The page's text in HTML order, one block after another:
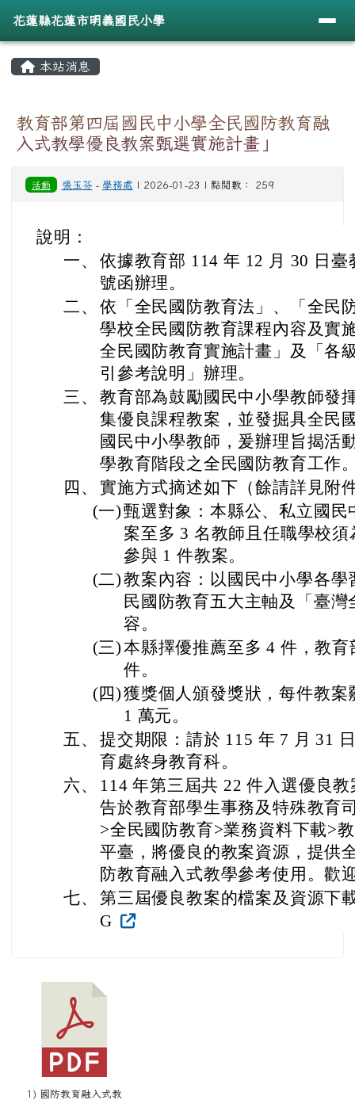
花蓮縣花蓮市明義國民小學
導覽列
花蓮縣花蓮市明義國民小學
主內容區域
本站消息
教育部第四屆國民中小學全民國防教育融
入式教學優良教案甄選實施計畫」
活動 張玉芬- 學務處 | 2026-01-23 | 點閱數： 259
說明：
一、 依據教育部 114 年 12 月 30 日
號函辦理。
二、 依「全民國防教育法」、「全民
學校全民國防教育課程內容及實
全民國防教育實施計畫」及「各
引參考說明」辦理。
三、 教育部為鼓勵國民中小學教師發
集優良課程教案，並發掘具全民
國民中小學教師，爰辦理旨揭活
學教育階段之全民國防教育工作
四、 實施方式摘述如下（餘請詳見附
(一)甄選對象：本縣公、私立國
案至多 3 名教師且任職學校
參與 1 件教案。
(二)教案內容：以國民中小學各
民國防教育五大主軸及「臺
容。
(三)本縣擇優推薦至多 4 件，教
件。
(四)獲獎個人頒發獎狀，每件教
1 萬元。
五、 提交期限：請於 115 年 7 月 31
育處終身教育科。
六、
114 年第三屆共 22 件入選優良
告於教育部學生事務及特殊教育
>全民國防教育>業務資料下載>
平臺，將優良的教案資源，提供
防教育融入式教學參考使用。歡
七、 第三屆優良教案的檔案及資源下
G
1) 國防教育融入式教
頁尾區域